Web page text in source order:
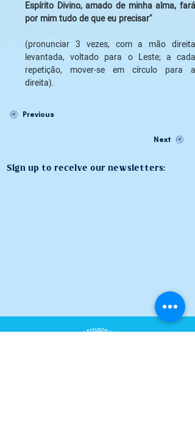
Espírito Divino, amado de minha alma, fará
por mim tudo de que eu precisar"
(pronunciar 3 vezes, com a mão direita
levantada, voltado para o Leste; a cada
repetição, mover-se em círculo para a
direita).
Previous
Next
Sign up to receive our newsletters: